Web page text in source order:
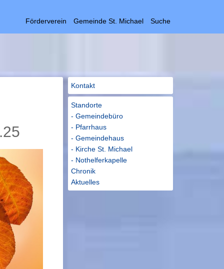
Förderverein Gemeinde St. Michael Suche
Kontakt
Standorte
- Gemeindebüro
- Pfarrhaus
- Gemeindehaus
- Kirche St. Michael
- Nothelferkapelle
Chronik
Aktuelles